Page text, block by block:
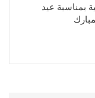
بمناسبة عيد